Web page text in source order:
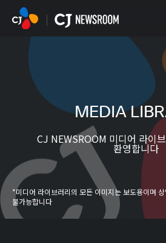
본문 바로가기
MEDIA
CJ NEWSROOM 미디어 라이
환영합니다
*미디어 라이브러리의 모든 이미지는 보도용이며
불가능합니다